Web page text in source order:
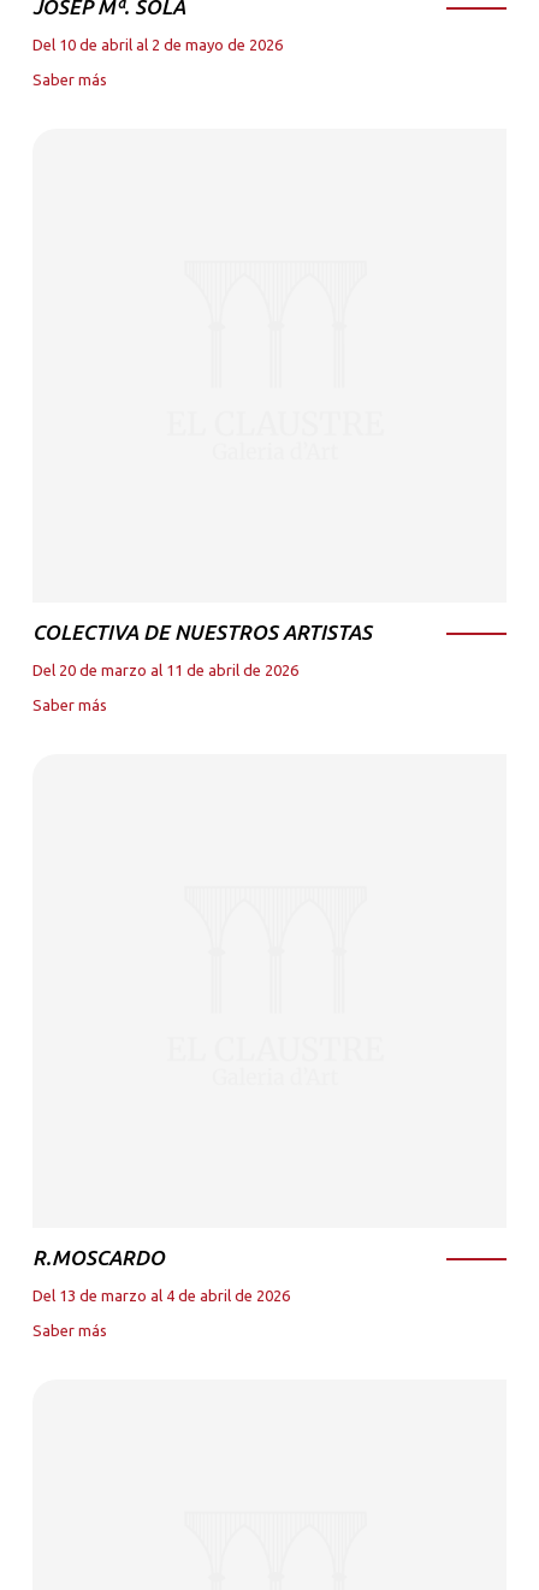
JOSEP Mª. SOLA
Del 10 de abril al 2 de mayo de 2026
Saber más
COLECTIVA DE NUESTROS ARTISTAS
Del 20 de marzo al 11 de abril de 2026
Saber más
R.MOSCARDO
Del 13 de marzo al 4 de abril de 2026
Saber más